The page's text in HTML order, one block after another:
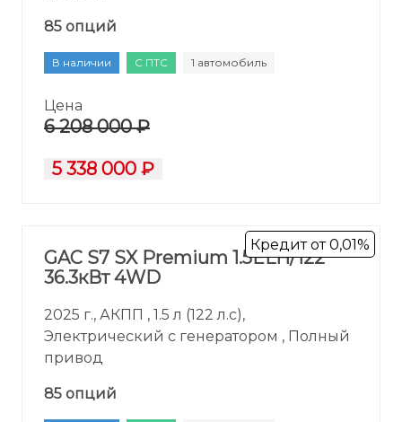
85 опций
В наличии С ПТС 1 автомобиль
Цена
6 208 000 ₽
5 338 000 ₽
Кредит от 0,01%
GAC S7 SX Premium 1.5ELH/122
36.3кВт 4WD
2025 г., АКПП , 1.5 л (122 л.с),
Электрический с генератором , Полный
привод
85 опций